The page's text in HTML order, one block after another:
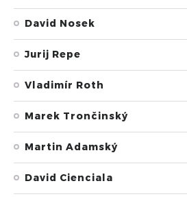
David Nosek
Jurij Repe
Vladimír Roth
Marek Trončinský
Martin Adamský
David Cienciala